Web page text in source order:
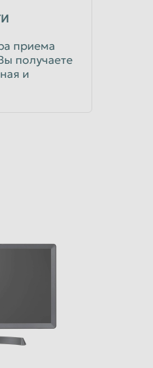
приема
получаете
и